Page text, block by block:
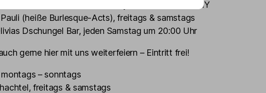
Show Club (Travestie & Comedy) und im The BUNNY
Pauli (heiße Burlesque-Acts), freitags & samstags
Dschungel Bar, jeden Samstag um 20:00 Uhr
gerne hier mit uns weiterfeiern – Eintritt frei!
– sonntags
freitags & samstags